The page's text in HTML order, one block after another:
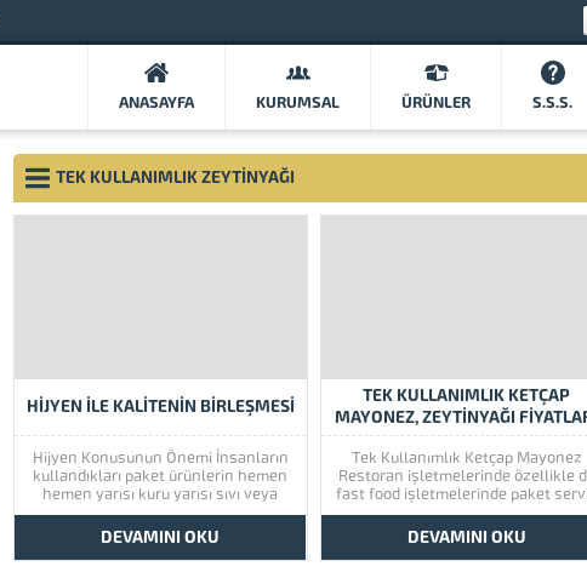
ANASAYFA KURUMSAL ÜRÜNLER S.S.S.
TEK KULLANIMLIK ZEYTINYAĞI
HİJYEN İLE KALİTENİN BİRLEŞMESİ
Hijyen Konusunun Önemi İnsanların
kullandıkları paket ürünlerin hemen
hemen yarısı kuru yarısı sıvı veya
akıcı olarak paketlenmektedir. Bu
ürünlerin hijyen çerçevesinde
paketlenmesinde el değmeden
üretilip paketlenmesi gerekmektedir.
DEVAMINI OKU
TEK KULLANIMLIK KETÇAP
MAYONEZ, ZEYTINYAĞI
Tek Kullanımlık Ketçap Mayonez
Restoran işletmelerinde özellikle
fast food işletmelerinde paket
oldukça önemlidir. Müşteri kaybı
yaşamamanız için paket servis
hizmetlerinizi ön planda
Peçete, baskılı ıslak mendil,
DEVAMINI OKU